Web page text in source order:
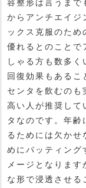
容整形は言うまで
からアンチエイジ
ックス克服のため
優れるとのことで
しゃる方も数多
回復効果もあるこ
センタを飲むのも
高い人が推奨して
タなのです。年齢
るためには欠かせ
めにパッティング
メージとなりま
な形で浸透させる